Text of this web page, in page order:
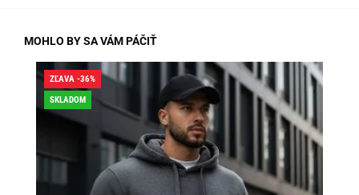
MOHLO BY SA VÁM PÁČIŤ
ZĽAVA -36%
SKLADOM